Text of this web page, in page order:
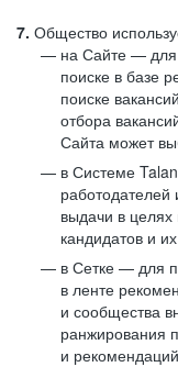
7. Общество
на Сайте — для
поиске в базе
поиске
отбора
Сайта может
в Системе
работодателей
выдачи в
кандидатов и
в Сетке — для
в ленте
и сообщества
ранжирования
и